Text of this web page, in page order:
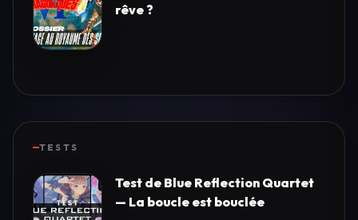
rêve ?
TESTS
Test de Blue Reflection Quartet
— La boucle est bouclée